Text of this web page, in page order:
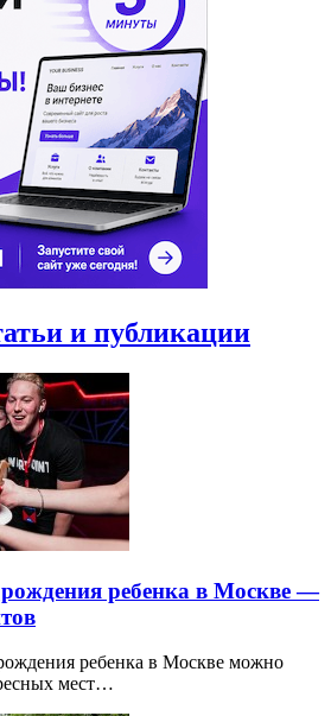
и публикации
рождения ребенка в Москве —
ребенка в Москве можно
мест…